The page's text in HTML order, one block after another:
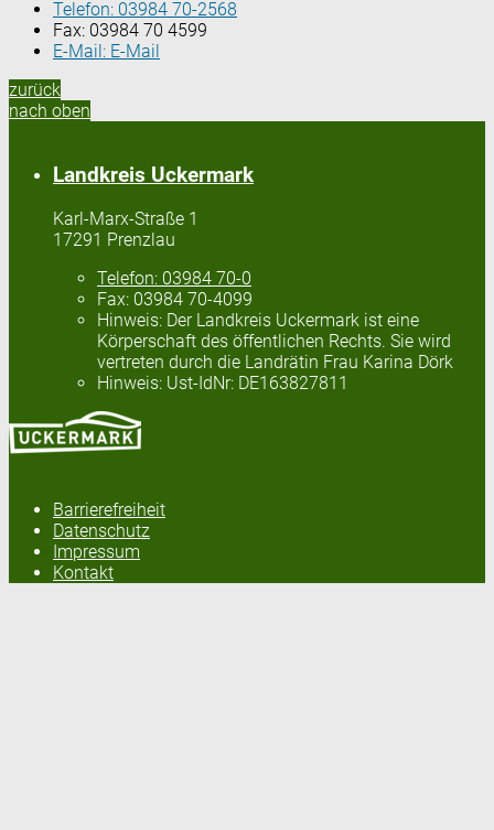
Telefon: 03984 70-2568
Fax: 03984 70 4599
E-Mail: E-Mail
zurück
nach oben
Landkreis Uckermark
Karl-Marx-Straße 1
17291 Prenzlau
Telefon: 03984 70-0
Fax: 03984 70-4099
Hinweis: Der Landkreis Uckermark ist eine
Körperschaft des öffentlichen Rechts. Sie wird
vertreten durch die Landrätin Frau Karina Dörk
Hinweis: Ust-IdNr: DE163827811
Barrierefreiheit
Datenschutz
Impressum
Kontakt